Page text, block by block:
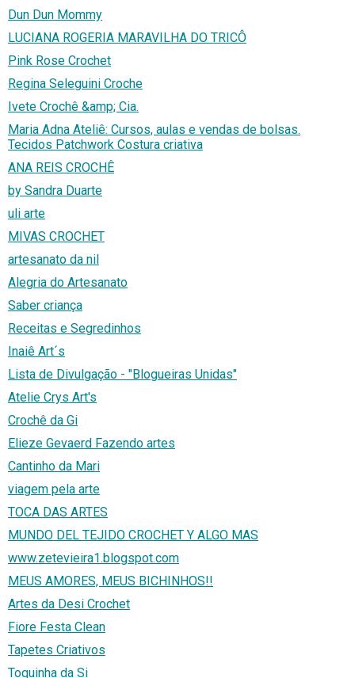
Dun Dun Mommy
LUCIANA ROGERIA MARAVILHA DO TRICÔ
Pink Rose Crochet
Regina Seleguini Croche
Ivete Crochê &amp; Cia.
Maria Adna Ateliê: Cursos, aulas e vendas de bolsas.
Tecidos Patchwork Costura criativa
ANA REIS CROCHÊ
by Sandra Duarte
uli arte
MIVAS CROCHET
artesanato da nil
Alegria do Artesanato
Saber criança
Receitas e Segredinhos
Inaiê Art´s
Lista de Divulgação - "Blogueiras Unidas"
Atelie Crys Art's
Crochê da Gi
Elieze Gevaerd Fazendo artes
Cantinho da Mari
viagem pela arte
TOCA DAS ARTES
MUNDO DEL TEJIDO CROCHET Y ALGO MAS
www.zetevieira1.blogspot.com
MEUS AMORES, MEUS BICHINHOS!!
Artes da Desi Crochet
Fiore Festa Clean
Tapetes Criativos
Toquinha da Si